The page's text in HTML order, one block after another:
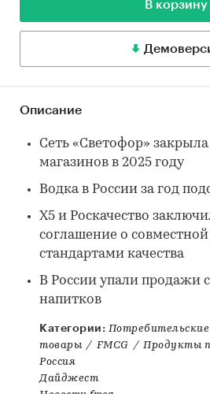
В корзину
Описание
Сеть «Светофор» закрыла
магазинов в 2025 году
Водка в России за год
X5 и Роскачество
соглашение о
стандартами качества
В России упали продажи
напитков
Категории: Потребительские
товары / FMCG / Продукты
Россия
Дайджест